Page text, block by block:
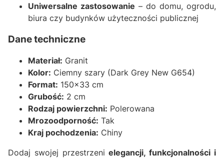
Uniwersalne zastosowanie – do domu, ogrodu,
biura czy budynków użyteczności publicznej
Dane techniczne
Materiał: Granit
Kolor: Ciemny szary (Dark Grey New G654)
Format: 150x33 cm
Grubość: 2 cm
Rodzaj powierzchni: Polerowana
Mrozoodporność: Tak
Kraj pochodzenia: Chiny
Dodaj swojej przestrzenielegancji, funkcjonalności i